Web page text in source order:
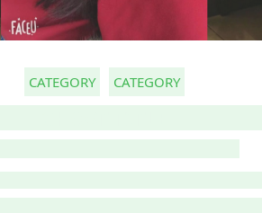
CATEGORY CATEGORY